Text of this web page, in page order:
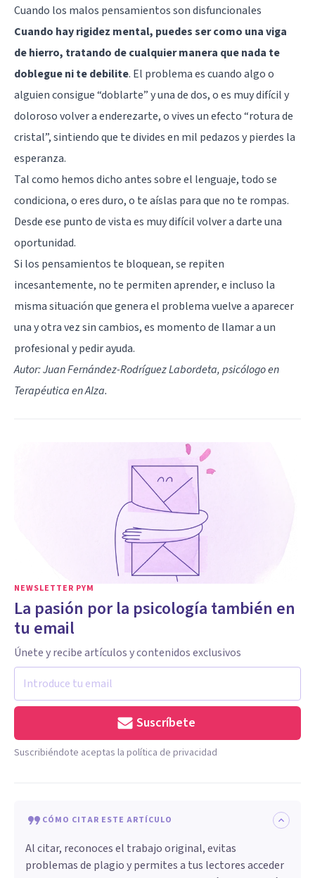
Cuando los malos pensamientos son disfuncionales
Cuando hay rigidez mental, puedes ser como una viga
de hierro, tratando de cualquier manera que nada te
doblegue ni te debilite. El problema es cuando algo o
alguien consigue “doblarte” y una de dos, o es muy difícil y
doloroso volver a enderezarte, o vives un efecto “rotura de
cristal”, sintiendo que te divides en mil pedazos y pierdes la
esperanza.
Tal como hemos dicho antes sobre el lenguaje, todo se
condiciona, o eres duro, o te aíslas para que no te rompas.
Desde ese punto de vista es muy difícil volver a darte una
oportunidad.
Si los pensamientos te bloquean, se repiten
incesantemente, no te permiten aprender, e incluso la
misma situación que genera el problema vuelve a aparecer
una y otra vez sin cambios, es momento de llamar a un
profesional y pedir ayuda.
Autor: Juan Fernández-Rodríguez Labordeta, psicólogo en
Terapéutica en Alza.
NEWSLETTER PYM
La pasión por la psicología también en
tu email
Únete y recibe artículos y contenidos exclusivos
Suscríbete
Suscribiéndote aceptas la política de privacidad
CÓMO CITAR ESTE ARTÍCULO
Al citar, reconoces el trabajo original, evitas
problemas de plagio y permites a tus lectores acceder